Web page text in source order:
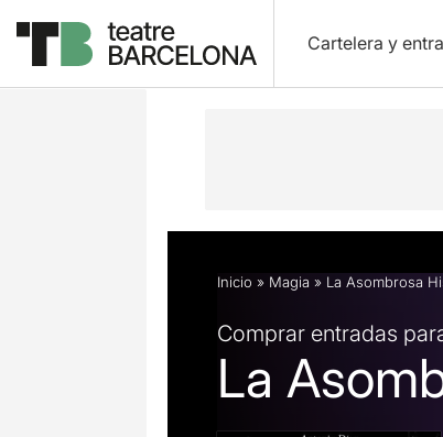
Cartelera y
Descripción Ficha artística
Inicio » Magia » La Asombrosa
Comprar entradas
La